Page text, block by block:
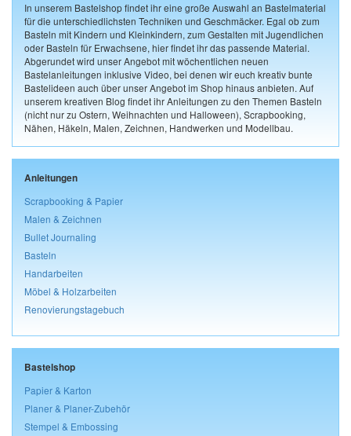
In unserem Bastelshop findet ihr eine große Auswahl an Bastelmaterial
für die unterschiedlichsten Techniken und Geschmäcker. Egal ob zum
Basteln mit Kindern und Kleinkindern, zum Gestalten mit Jugendlichen
oder Basteln für Erwachsene, hier findet ihr das passende Material.
Abgerundet wird unser Angebot mit wöchentlichen neuen
Bastelanleitungen inklusive Video, bei denen wir euch kreativ bunte
Bastelideen auch über unser Angebot im Shop hinaus anbieten. Auf
unserem kreativen Blog findet ihr Anleitungen zu den Themen Basteln
(nicht nur zu Ostern, Weihnachten und Halloween), Scrapbooking,
Nähen, Häkeln, Malen, Zeichnen, Handwerken und Modellbau.
Anleitungen
Scrapbooking & Papier
Malen & Zeichnen
Bullet Journaling
Basteln
Handarbeiten
Möbel & Holzarbeiten
Renovierungstagebuch
Bastelshop
Papier & Karton
Planer & Planer-Zubehör
Stempel & Embossing